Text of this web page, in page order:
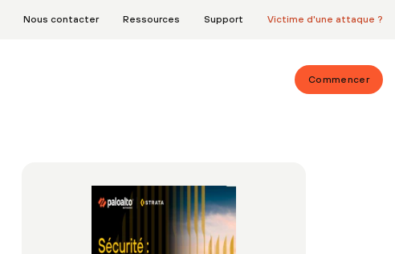
Nous contacter Ressources Support Victime d'une attaque ?
Commencer